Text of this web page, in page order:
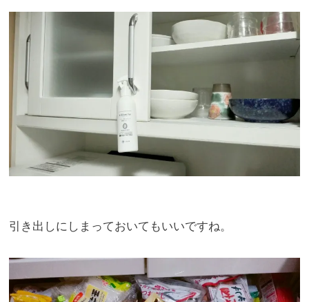
引き出しにしまっておいてもいいですね。